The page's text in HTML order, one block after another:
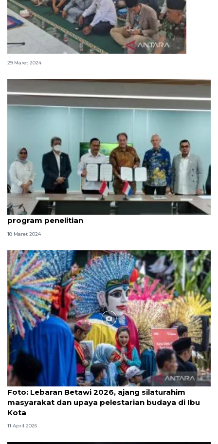
OIKN bersama warga peringati Nuzulul Quran
29 Maret 2024
OIKN bermitra dengan tiga kampus Belanda dalam
program penelitian
18 Maret 2024
Foto
Foto: Lebaran Betawi 2026, ajang silaturahim
masyarakat dan upaya pelestarian budaya di Ibu
Kota
11 April 2026